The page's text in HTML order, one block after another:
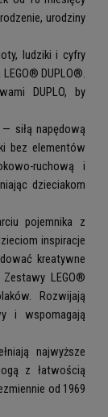
urodziny
ludziki i cyfry
DUPLO®.
DUPLO, by
siłą napędową
bez elementów
ruchową i
dzieciakom
pojemnika z
inspiracje
kreatywne
LEGO®
Rozwijają
i wspomagają
najwyższe
z łatwością
od 1969